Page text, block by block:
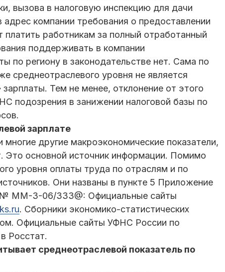
вызова в налоговую инспекцию для дачи
адрес компании требования о предоставлении
работникам за полный отработанный
поддерживать в компании
по региону в законодательстве нет. Сама по
среднеотраслевого уровня не является
Тем не менее, отклонение от этого
подозрения в занижении налоговой базы по
зарплате
другие макроэкономические показатели,
Это основной источник информации. Помимо
уровня оплаты труда по отраслям и по
Они названы в пункте 5 Приложение
ММ-3-06/333@: Официальные сайты
. Сборники экономико-статистических
Официальные сайты УФНС России по
Росстат.
среднеотраслевой показатель по